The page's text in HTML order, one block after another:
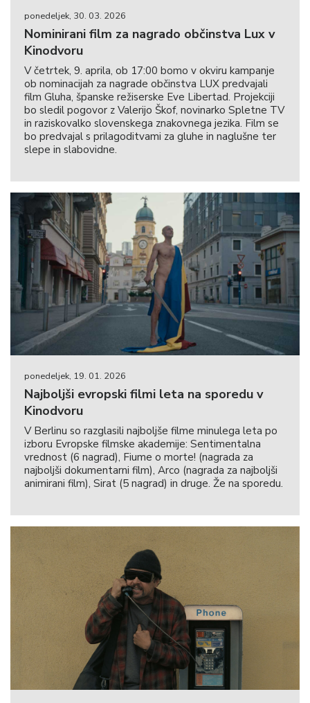
ponedeljek, 30. 03. 2026
Nominirani film za nagrado občinstva Lux v
Kinodvoru
V četrtek, 9. aprila, ob 17:00 bomo v okviru kampanje
ob nominacijah za nagrade občinstva LUX predvajali
film Gluha, španske režiserske Eve Libertad. Projekciji
bo sledil pogovor z Valerijo Škof, novinarko Spletne TV
in raziskovalko slovenskega znakovnega jezika. Film se
bo predvajal s prilagoditvami za gluhe in naglušne ter
slepe in slabovidne.
ponedeljek, 19. 01. 2026
Najboljši evropski filmi leta na sporedu v
Kinodvoru
V Berlinu so razglasili najboljše filme minulega leta po
izboru Evropske filmske akademije: Sentimentalna
vrednost (6 nagrad), Fiume o morte! (nagrada za
najboljši dokumentarni film), Arco (nagrada za najboljši
animirani film), Sirat (5 nagrad) in druge. Že na sporedu.